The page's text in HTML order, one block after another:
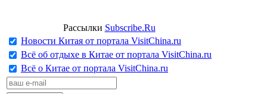
Рассылки Subscribe.Ru
Новости Китая от портала VisitChina.ru
Всё об отдыхе в Китае от портала VisitChina.ru
Всё о Китае от портала VisitChina.ru